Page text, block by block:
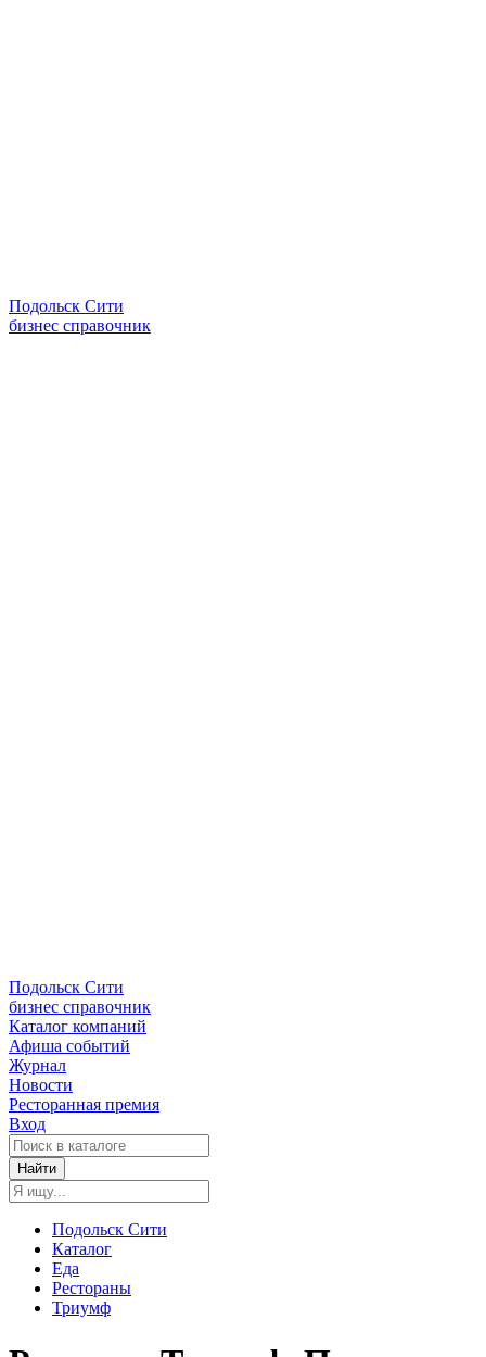
Подольск Сити
бизнес справочник
Подольск Сити
бизнес справочник
Каталог компаний
Афиша событий
Журнал
Новости
Ресторанная премия
Вход
Найти
Подольск Сити
Каталог
Еда
Рестораны
Триумф